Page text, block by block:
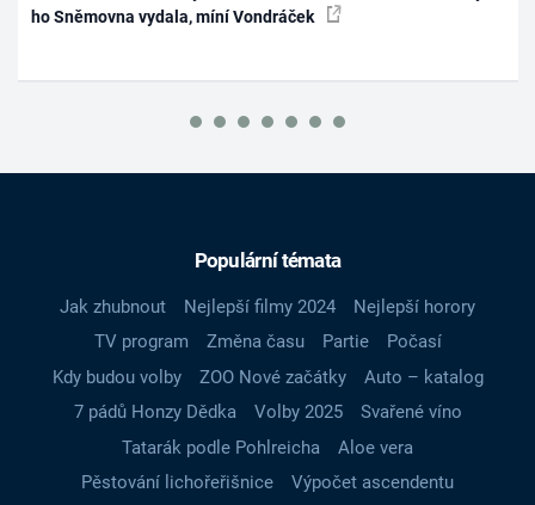
ho Sněmovna vydala, míní Vondráček
Populární témata
Jak zhubnout Nejlepší filmy 2024
Nejlepší horory
TV program
Změna času Partie
Počasí
Kdy budou volby
ZOO Nové začátky
Auto – katalog
7 pádů Honzy Dědka
Volby 2025
Svařené víno
Tatarák podle Pohlreicha
Aloe vera
Pěstování lichořeřišnice
Výpočet ascendentu